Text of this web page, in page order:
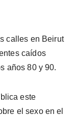
calles en Beirut
caídos
años 80 y 90.
este
el sexo en el